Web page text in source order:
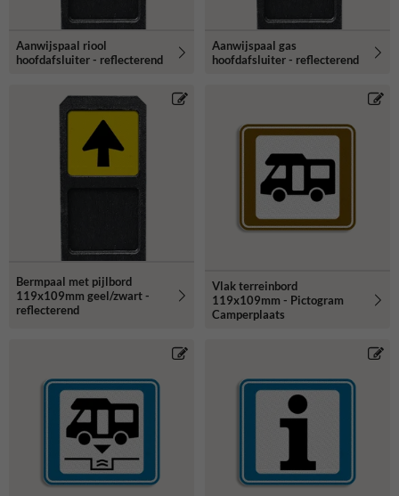
Aanwijspaal riool
hoofdafsluiter - reflecterend
Aanwijspaal gas
hoofdafsluiter - reflecterend
Bermpaal met pijlbord
119x109mm geel/zwart -
reflecterend
Vlak terreinbord
119x109mm - Pictogram
Camperplaats